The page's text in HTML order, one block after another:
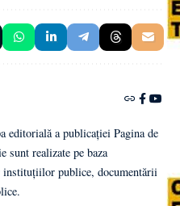
editorială a publicației Pagina de
sunt realizate pe baza
publice, documentării